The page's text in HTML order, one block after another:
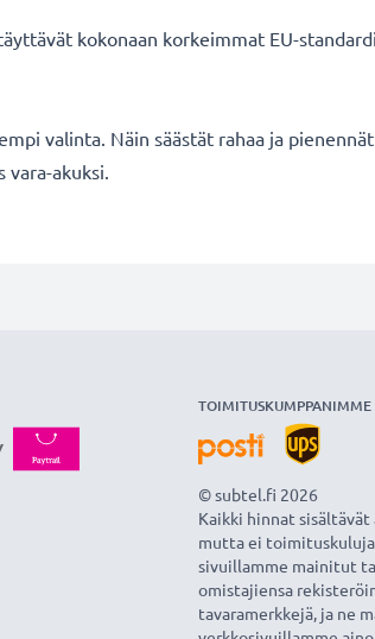
kokonaan korkeimmat EU-
valinta. Näin säästät rahaa ja pienennät
akuksi.
TOIMITUSKUMPPANIMME
© subtel.fi 2026
Kaikki hinnat sisältävät
mutta ei
sivuillamme mainitut
omistajiensa
tavaramerkkejä, ja ne